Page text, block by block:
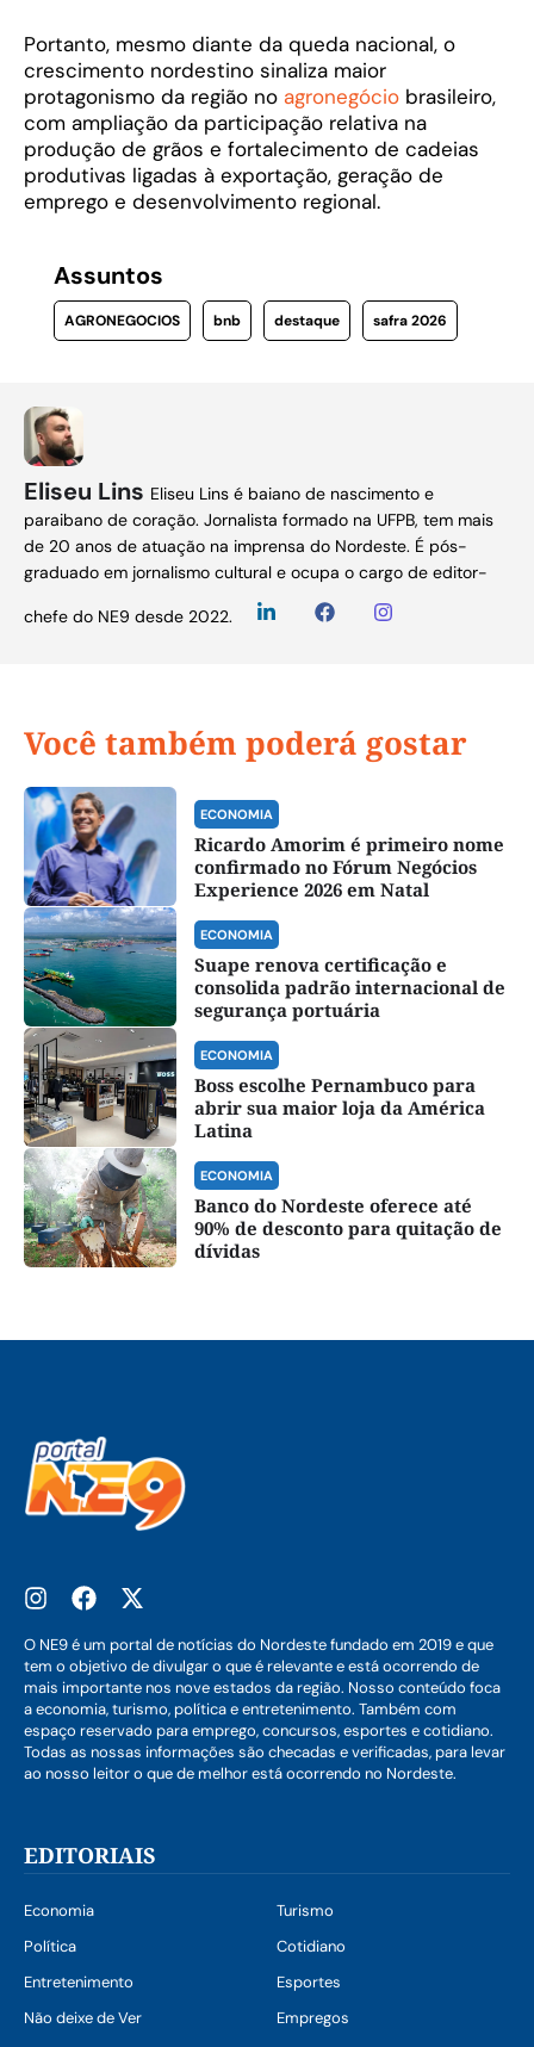
Portanto, mesmo diante da queda nacional, o
crescimento nordestino sinaliza maior
protagonismo da região no agronegócio brasileiro,
com ampliação da participação relativa na
produção de grãos e fortalecimento de cadeias
produtivas ligadas à exportação, geração de
emprego e desenvolvimento regional.
Assuntos
AGRONEGOCIOS bnb destaque safra 2026
Eliseu Lins Eliseu Lins é baiano de nascimento e
paraibano de coração. Jornalista formado na UFPB, tem mais
de 20 anos de atuação na imprensa do Nordeste. É pós-
graduado em jornalismo cultural e ocupa o cargo de editor-
chefe do NE9 desde 2022.
Você também poderá gostar
ECONOMIA
Ricardo Amorim é primeiro nome
confirmado no Fórum Negócios
Experience 2026 em Natal
ECONOMIA
Suape renova certificação e
consolida padrão internacional de
segurança portuária
ECONOMIA
Boss escolhe Pernambuco para
abrir sua maior loja da América
Latina
ECONOMIA
Banco do Nordeste oferece até
90% de desconto para quitação de
dívidas
O NE9 é um portal de notícias do Nordeste fundado em 2019 e que
tem o objetivo de divulgar o que é relevante e está ocorrendo de
mais importante nos nove estados da região. Nosso conteúdo foca
a economia, turismo, política e entretenimento. Também com
espaço reservado para emprego, concursos, esportes e cotidiano.
Todas as nossas informações são checadas e verificadas, para levar
ao nosso leitor o que de melhor está ocorrendo no Nordeste.
EDITORIAIS
Economia
Turismo
Política
Cotidiano
Entretenimento
Esportes
Não deixe de Ver
Empregos